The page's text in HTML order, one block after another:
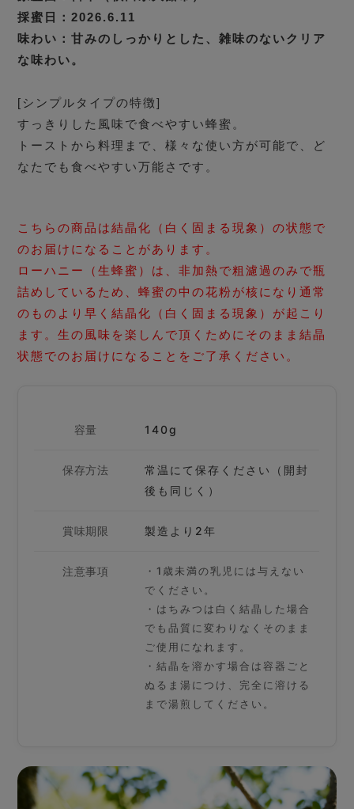
採蜜日：2026.6.11
味わい：甘みのしっかりとした、雑味のないクリア
な味わい。
[シンプルタイプの特徴]
すっきりした風味で食べやすい蜂蜜。
トーストから料理まで、様々な使い方が可能で、ど
なたでも食べやすい万能さです。
こちらの商品は結晶化（白く固まる現象）の状態で
のお届けになることがあります。
ローハニー（生蜂蜜）は、非加熱で粗濾過のみで瓶
詰めしているため、蜂蜜の中の花粉が核になり通常
のものより早く結晶化（白く固まる現象）が起こり
ます。生の風味を楽しんで頂くためにそのまま結晶
状態でのお届けになることをご了承ください。
容量 140g
保存方法
常温にて保存ください（開封
後も同じく）
賞味期限 製造より2年
注意事項
・1歳未満の乳児には与えない
でください。
・はちみつは白く結晶した場合
でも品質に変わりなくそのまま
ご使用になれます。
・結晶を溶かす場合は容器ごと
ぬるま湯につけ、完全に溶ける
まで湯煎してください。